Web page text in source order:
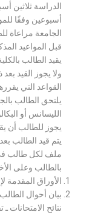
الدراسة ثلاثين
أسبوعين وفقًا
الجامعة مراعاة
قبل المواعيد
يقيد الطالب
ولا يجوز القيد
القواعد التي
يلتحق الطالب
الليسانس أو
يجوز للطالب أن
يتم قيد الطالب
ملف لكل طالب في
بالطالب وعلى
الأوراق المقدمة
بيان أحوال الطالب
نتائح الامتحانات ـ